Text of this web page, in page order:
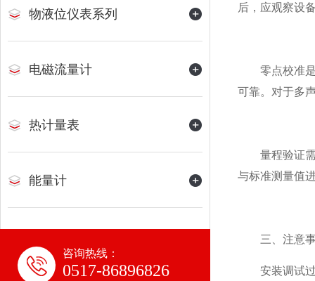
物液位仪表系列
电磁流量计
热计量表
能量计
咨询热线：
0517-86896826
后，应观察设
零点校准是
可靠。对于多
量程验证需
与标准测量值
三、​​注意事
安装调试过